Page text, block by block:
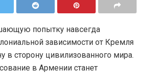
попытку навсегда
зависимости от Кремля
в сторону цивилизованного мира.
в Армении станет